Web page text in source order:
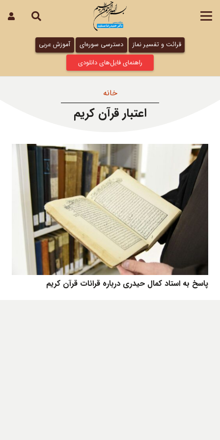
قرائت و تفسیر نماز دسترسی سوره‌ای
آموزش عربی
راهنمای فایل‌های دانلودی
خانه
اعتبار قرآن کریم
پاسخ به استاد کمال حیدری درباره قرائات قرآن کریم